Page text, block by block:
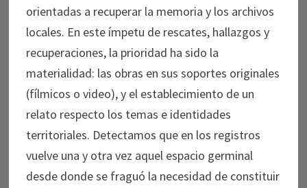
orientadas a recuperar la memoria y los archivos
locales. En este ímpetu de rescates, hallazgos y
recuperaciones, la prioridad ha sido la
materialidad: las obras en sus soportes originales
(fílmicos o video), y el establecimiento de un
relato respecto los temas e identidades
territoriales. Detectamos que en los registros
vuelve una y otra vez aquel espacio germinal
desde donde se fraguó la necesidad de constituir